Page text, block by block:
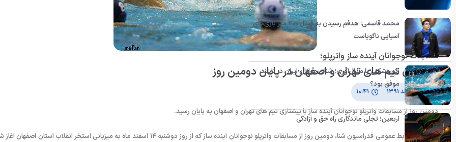
مسابقات نوجوانان آینده ساز واترپلو؛
پیشتازی تیم های تهران و اصفهان در پایان دومین روز
۱۵ اسفند ۱۳۹۱ ۱۰:۴۱
دومین روز از مسابقات واترپلو نوجوانان آینده ساز با پیشتازی تیم های تهران و اصفهان به پایان رسید.
به گزارش روابط عمومی فدراسیون شنا، دومین روز از مسابقات واترپلو نوجوانان آینده ساز که از روز دوشنبه ١۴ اسفند ماه به میزبانی استخر انقلاب استان
محمد قاسمی: هدفم رسیدن به فینال ۴۰۰ متر بازی‌های
آسیایی ناگویاست
رکوردشکنی یا مدال‌آوری؛ شنای جوانان ایران در تایلند
موفق بود؟
اربعین؛ تجلی ماندگاری راه حق و آزادگی